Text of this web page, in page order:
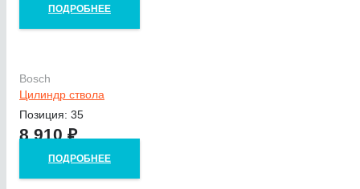
ПОДРОБНЕЕ
Bosch
Цилиндр ствола
Позиция: 35
8 910₽
ПОДРОБНЕЕ